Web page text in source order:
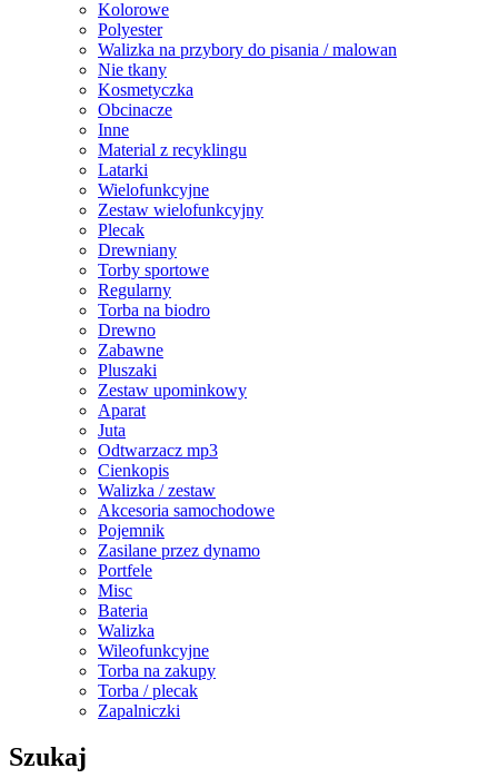
Kolorowe
Polyester
Walizka na przybory do pisania / malowan
Nie tkany
Kosmetyczka
Obcinacze
Inne
Material z recyklingu
Latarki
Wielofunkcyjne
Zestaw wielofunkcyjny
Plecak
Drewniany
Torby sportowe
Regularny
Torba na biodro
Drewno
Zabawne
Pluszaki
Zestaw upominkowy
Aparat
Juta
Odtwarzacz mp3
Cienkopis
Walizka / zestaw
Akcesoria samochodowe
Pojemnik
Zasilane przez dynamo
Portfele
Misc
Bateria
Walizka
Wileofunkcyjne
Torba na zakupy
Torba / plecak
Zapalniczki
Szukaj